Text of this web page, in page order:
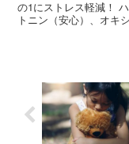
の1にストレス軽減！
トニン（安心）、オキ